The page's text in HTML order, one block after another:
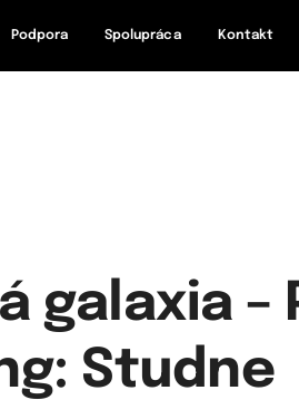
Podpora Spolupráca Kontakt
galaxia –
Studne